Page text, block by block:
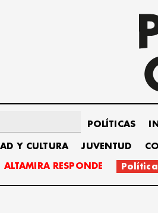
POLÍTICAS
Y CULTURA JUVENTUD
ALTAMIRA RESPONDE